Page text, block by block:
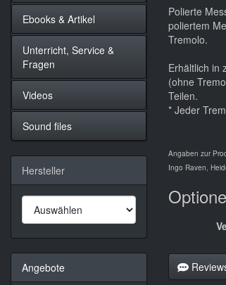
Polierte
poliertem
Tremolo.
Erhältlich in
(ohne
Teilen.
* Jeder
Angaben zur
Ingo Raven,
Ebooks & Artikel
Unterricht, Service &
Fragen
Videos
Sound files
Hersteller
Angebote